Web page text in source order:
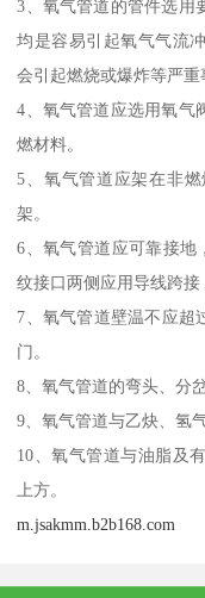
3、氧气管道的管件选用
均是容易引起氧气气流
会引起燃烧或爆炸等严重
4、氧气管道应选用氧气
燃材料。
5、氧气管道应架在非
架。
6、氧气管道应可靠接地
纹接口两侧应用导线跨接
7、氧气管道壁温不应超
门。
8、氧气管道的弯头、分
9、氧气管道与乙炔、氢
10、氧气管道与油脂及
上方。
m.jsakmm.b2b168.com